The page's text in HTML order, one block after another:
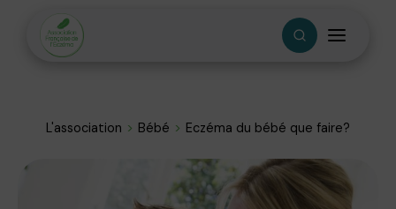
L'association Bébé Eczéma du bébé que faire?